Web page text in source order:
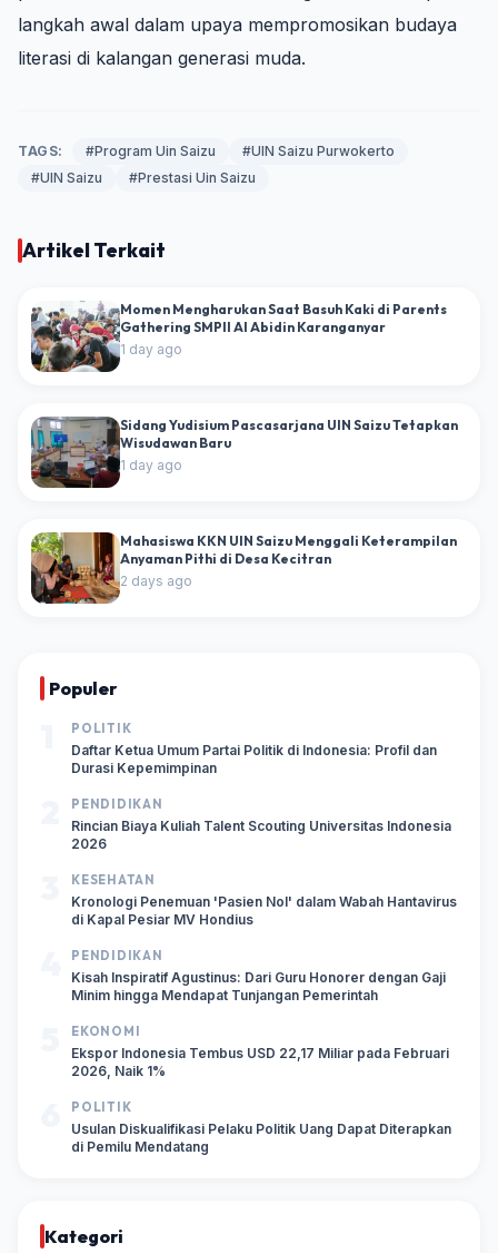
langkah awal dalam upaya mempromosikan budaya
literasi di kalangan generasi muda.
TAGS: #Program Uin Saizu
#UIN Saizu Purwokerto
#UIN Saizu
#Prestasi Uin Saizu
Artikel Terkait
Momen Mengharukan Saat Basuh Kaki di Parents
Gathering SMPII Al Abidin Karanganyar
1 day ago
Sidang Yudisium Pascasarjana UIN Saizu Tetapkan
Wisudawan Baru
1 day ago
Mahasiswa KKN UIN Saizu Menggali Keterampilan
Anyaman Pithi di Desa Kecitran
2 days ago
Populer
POLITIK
Daftar Ketua Umum Partai Politik di Indonesia: Profil dan
Durasi Kepemimpinan
PENDIDIKAN
Rincian Biaya Kuliah Talent Scouting Universitas Indonesia
2026
KESEHATAN
Kronologi Penemuan 'Pasien Nol' dalam Wabah Hantavirus
di Kapal Pesiar MV Hondius
PENDIDIKAN
Kisah Inspiratif Agustinus: Dari Guru Honorer dengan Gaji
Minim hingga Mendapat Tunjangan Pemerintah
EKONOMI
Ekspor Indonesia Tembus USD 22,17 Miliar pada Februari
2026, Naik 1%
POLITIK
Usulan Diskualifikasi Pelaku Politik Uang Dapat Diterapkan
di Pemilu Mendatang
Kategori